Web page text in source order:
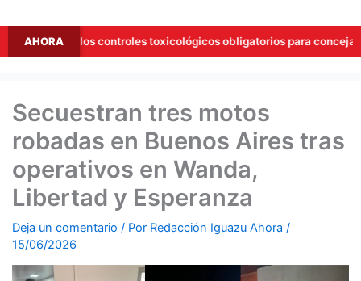
AHORA
a los controles toxicológicos obligatorios para concejales
Secuestran tres motos
robadas en Buenos Aires tras
operativos en Wanda,
Libertad y Esperanza
Deja un comentario / Por Redacción Iguazu Ahora /
15/06/2026